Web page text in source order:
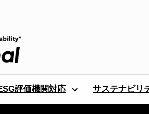
評価機関対応 サステナビリ